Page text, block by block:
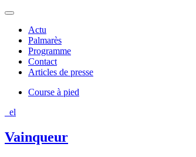
Eric Leblacher
Actu
Palmarès
Programme
Contact
Articles de presse
Course à pied
_el
Vainqueur